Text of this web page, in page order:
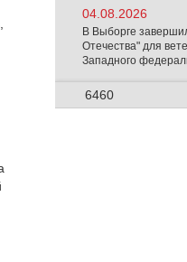
04.08.2026
В Выборге
Отечества" для
Западного
6460